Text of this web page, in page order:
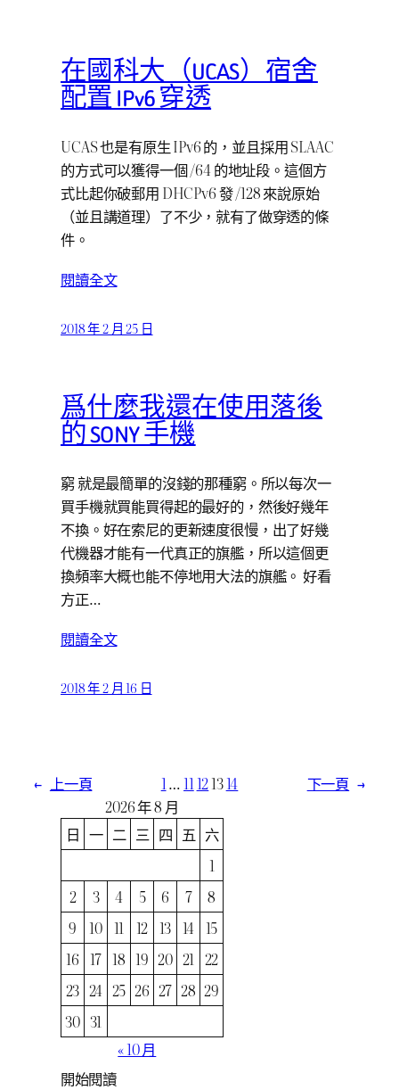
在國科大（UCAS）宿舍
配置 IPv6 穿透
UCAS 也是有原生 IPv6 的，並且採用 SLAAC
的方式可以獲得一個 /64 的地址段。這個方
式比起你破郵用 DHCPv6 發 /128 來說原始
（並且講道理）了不少，就有了做穿透的條
件。
閱讀全文
2018 年 2 月 25 日
爲什麼我還在使用落後
的 SONY 手機
窮 就是最簡單的沒錢的那種窮。所以每次一
買手機就買能買得起的最好的，然後好幾年
不換。好在索尼的更新速度很慢，出了好幾
代機器才能有一代真正的旗艦，所以這個更
換頻率大概也能不停地用大法的旗艦。 好看
方正…
閱讀全文
2018 年 2 月 16 日
← 上一頁 1…11121314 下一頁 →
2026 年 8 月
日 一 二 三 四 五 六
1
2
3 4 5 6 7
8
9
10 11 12 13 14 15
16 17 18 19 20 21 22
23 24 25 26 27 28 29
30 31
« 10 月
開始閱讀